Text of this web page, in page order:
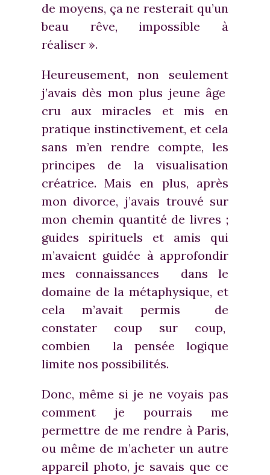
de moyens, ça ne resterait qu’un
beau rêve, impossible à
réaliser ».
Heureusement, non seulement
j’avais dès mon plus jeune âge
cru aux miracles et mis en
pratique instinctivement, et cela
sans m’en rendre compte, les
principes de la visualisation
créatrice. Mais en plus, après
mon divorce, j’avais trouvé sur
mon chemin quantité de livres ;
guides spirituels et amis qui
m’avaient guidée à approfondir
mes connaissances dans le
domaine de la métaphysique, et
cela m’avait permis de
constater coup sur coup,
combien la pensée logique
limite nos possibilités.
Donc, même si je ne voyais pas
comment je pourrais me
permettre de me rendre à Paris,
ou même de m’acheter un autre
appareil photo, je savais que ce